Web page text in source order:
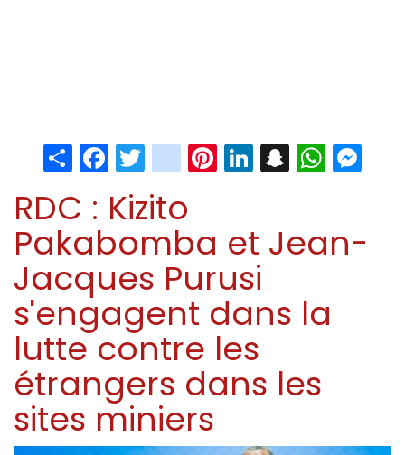
ShareFacebook
Twitter
instagram
Pinterest
LinkedIn
Snapchat
RDC : Kizito
Pakabomba et Jean-
Jacques Purusi
s'engagent dans la
lutte contre les
étrangers dans les
sites miniers